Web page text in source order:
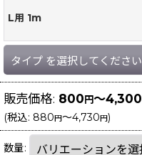
L用 1m
タイプ を選択してください
販売価格: 800円～4,300
(税込: 880 円～4,730 円)
数量: